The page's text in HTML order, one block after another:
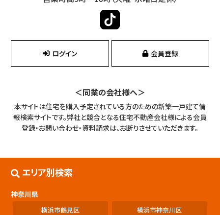
ログイン 会員登録
＜同業の会社様へ＞
本サイトは住宅を購入予定されている方のための新築一戸建て情
報検索サイトです。弊社と競合となる住宅不動産会社様による会員
登録・お問い合わせ・資料請求は、お断りさせていただきます。
エリア別検索
神奈川県
横浜市鶴見区 横浜市神奈川区